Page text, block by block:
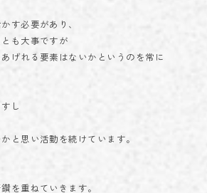
す必要があり、
も大事ですが
げれる要素はないかというのを常に
し
と思い活動を続けています。
を重ねていきます。